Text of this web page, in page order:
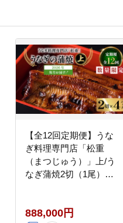
【全12回定期便】うな
ぎ料理専門店「松重
（まつじゅう）」上/う
なぎ蒲焼2切（1尾）×4
888,000円